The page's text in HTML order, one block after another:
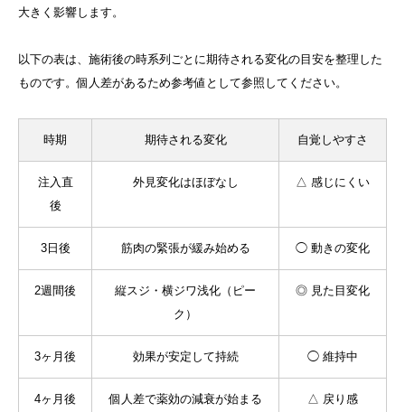
大きく影響します。
以下の表は、施術後の時系列ごとに期待される変化の目安を整理した
ものです。個人差があるため参考値として参照してください。
時期 期待される変化 自覚しやすさ
注入直
後
外見変化はほぼなし △ 感じにくい
3日後 筋肉の緊張が緩み始める ◯ 動きの変化
2週間後
縦スジ・横ジワ浅化（ピー
ク）
◎ 見た目変化
3ヶ月後 効果が安定して持続 ◯ 維持中
4ヶ月後 個人差で薬効の減衰が始まる △ 戻り感